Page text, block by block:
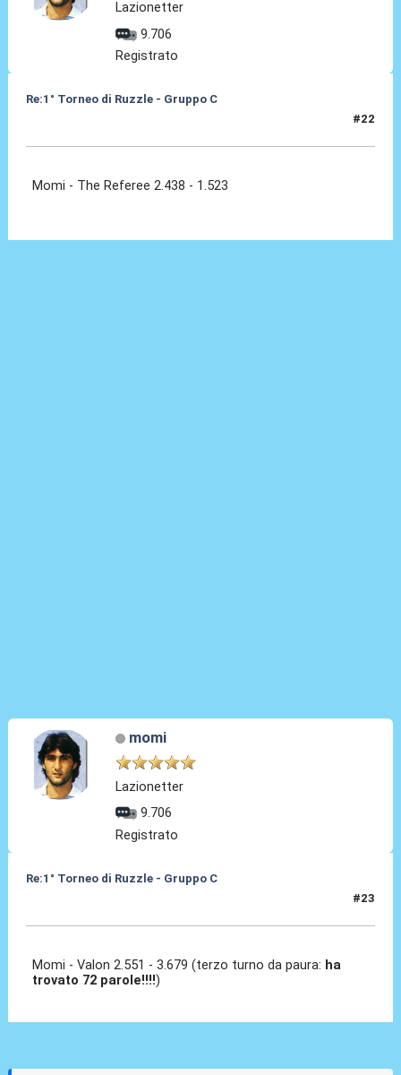
Lazionetter
9.706
Registrato
Re:1° Torneo di Ruzzle - Gruppo C
#22
Momi - The Referee 2.438 - 1.523
momi
Lazionetter
9.706
Registrato
Re:1° Torneo di Ruzzle - Gruppo C
#23
Momi - Valon 2.551 - 3.679 (terzo turno da paura: ha
trovato 72 parole!!!!)